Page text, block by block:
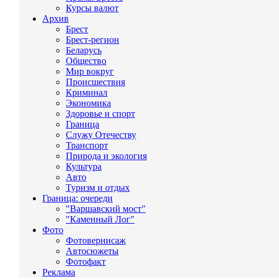
Курсы валют
Архив
Брест
Брест-регион
Беларусь
Общество
Мир вокруг
Происшествия
Криминал
Экономика
Здоровье и спорт
Граница
Служу Отечеству
Транспорт
Природа и экология
Культура
Авто
Туризм и отдых
Граница: очереди
"Варшавский мост"
"Каменный Лог"
Фото
Фотовернисаж
Автосюжеты
Фотофакт
Реклама